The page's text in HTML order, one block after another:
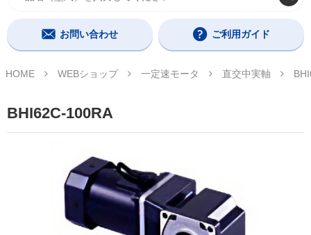
お問い合わせ ご利用ガイド
HOME WEBショップ 一定速モータ 直交中実軸
BHI62C-100RA